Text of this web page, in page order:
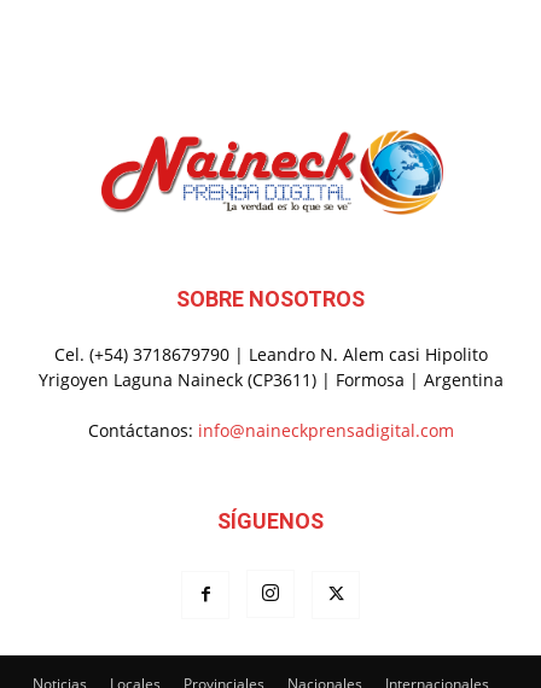
SOBRE NOSOTROS
Cel. (+54) 3718679790 | Leandro N. Alem casi Hipolito
Yrigoyen Laguna Naineck (CP3611) | Formosa | Argentina
Contáctanos: info@naineckprensadigital.com
SÍGUENOS
Noticias Locales Provinciales Nacionales Internacionales